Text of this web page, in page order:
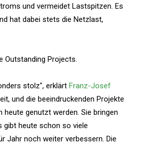
und vermeidet Lastspitzen. Es
hat dabei stets die Netzlast,
Outstanding Projects.
stolz", erklärt Franz-Josef
und die beeindruckenden Projekte
genutzt werden. Sie bringen
gibt heute schon so viele
Jahr noch weiter verbessern. Die